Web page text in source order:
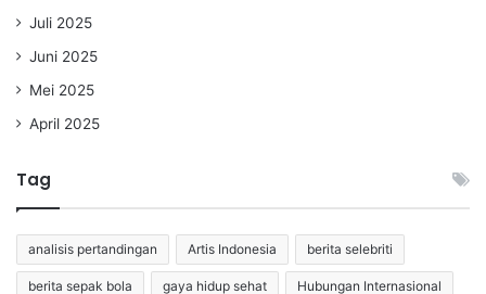
Juli 2025
Juni 2025
Mei 2025
April 2025
Tag
analisis pertandingan Artis Indonesia berita selebriti
berita sepak bola gaya hidup sehat Hubungan Internasional